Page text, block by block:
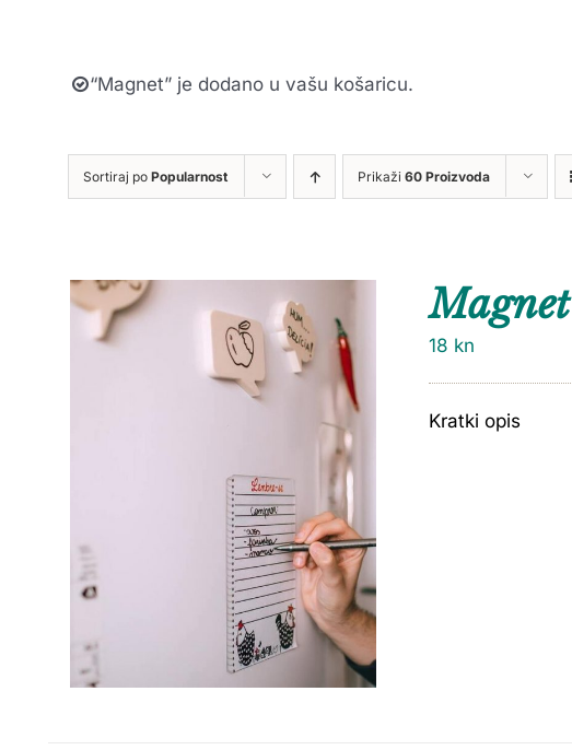
“Magnet” je dodano u vašu košaricu.
Sortiraj po Popularnost Prikaži 60 Proizvoda
Magnet
18 kn
Kratki opis